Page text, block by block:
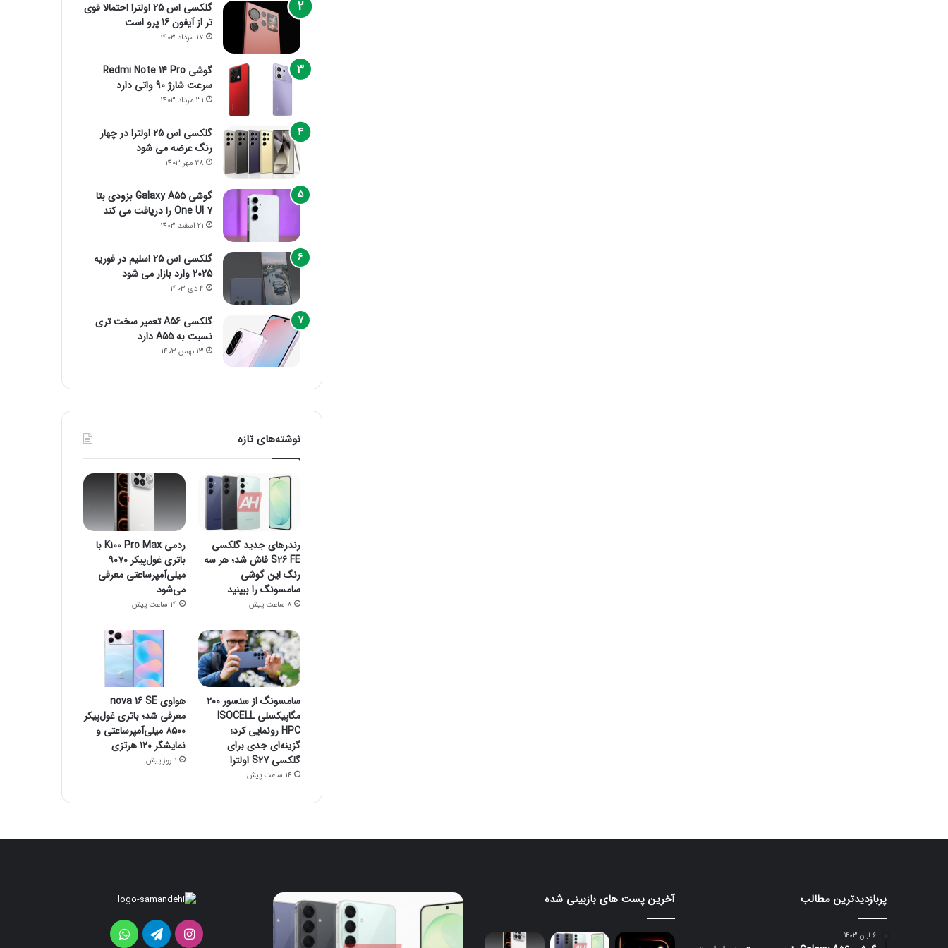
گلکسی اس 25 اولترا احتمالا قوی
تر از آیفون 16 پرو است
17 مرداد 1403
گوشی Redmi Note 14 Pro
سرعت شارژ 90 واتی دارد
31 مرداد 1403
گلکسی اس 25 اولترا در چهار
رنگ عرضه می شود
28 مهر 1403
گوشی Galaxy A55 بزودی بتا
One UI 7 را دریافت می کند
21 اسفند 1403
گلکسی اس 25 اسلیم در فوریه
2025 وارد بازار می شود
4 دی 1403
گلکسی A56 تعمیر سخت تری
نسبت به A55 دارد
13 بهمن 1403
نوشته‌های تازه
رندرهای جدید گلکسی
S26 FE فاش شد؛ هر سه
رنگ این گوشی
سامسونگ را ببینید
8 ساعت پیش
ردمی K100 Pro Max با
باتری غول‌پیکر ۹۰۷۰
میلی‌آمپرساعتی معرفی
می‌شود
14 ساعت پیش
سامسونگ از سنسور ۲۰۰
مگاپیکسلی ISOCELL
HPC رونمایی کرد؛
گزینه‌ای جدی برای
گلکسی S27 اولترا
14 ساعت پیش
هواوی nova 16 SE
معرفی شد؛ باتری غول‌پیکر
۸۵۰۰ میلی‌آمپرساعتی و
نمایشگر ۱۲۰ هرتزی
1 روز پیش
پربازدیدترین مطالب
6 آبان 1403
آخرین پست های بازبینی شده
هواوی
SE
قابلیت
جدید
HiLight
در
رندرهای
جدید
گلکسی
اینستاگرامتلگرام واتس